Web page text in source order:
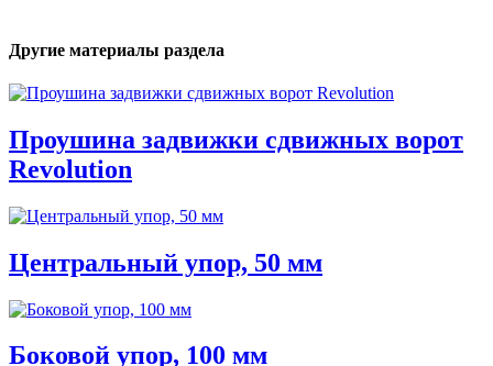
Другие материалы раздела
Проушина задвижки сдвижных ворот
Revolution
Центральный упор, 50 мм
Боковой упор, 100 мм